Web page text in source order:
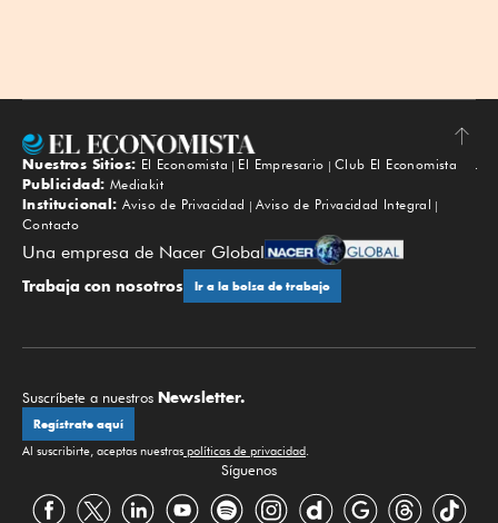
Subir
Nuestros Sitios: El Economista El Empresario
Club El Economista
Publicidad: Mediakit
Institucional: Aviso de Privacidad
Aviso de Privacidad Integral
Contacto
Una empresa de Nacer Global
Trabaja con nosotros Ir a la bolsa de trabajo
Suscríbete a nuestros Newsletter.
Regístrate aquí
Al suscribirte, aceptas nuestras políticas de privacidad.
Síguenos